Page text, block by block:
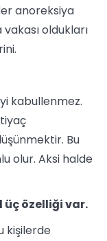
anoreksiya
vakası oldukları
kabullenmez.
Bu
olur. Aksi halde
üç özelliği var.
kişilerde